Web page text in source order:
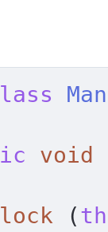
void
lock (